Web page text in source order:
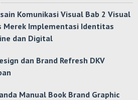
Komunikasi Visual Bab 2 Visual
Merek Implementasi Identitas
dan Digital
dan Brand Refresh DKV
Manual Book Brand Graphic